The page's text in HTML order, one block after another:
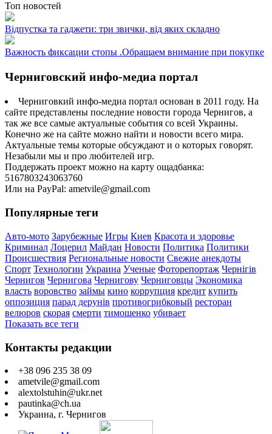
Топ новостей
Відпустка та гаджети: три звички, від яких складно
Важность фиксации стопы .Обращаем внимание при покупке
Черниговский инфо-медиа портал
Черниговкий инфо-медиа портал основан в 2011 году. На
сайте представлены последние новости города Чернигов, а
так же все самые актуальные события со всей Украины.
Конечно же на сайте можно найти и новости всего мира.
Актуальные темы которые обсуждают и о которых говорят.
Незабыли мы и про любителей игр.
Поддержать проект можно на карту ощадбанка:
5167803243063760
Или на PayPal: ametvile@gmail.com
Популярные теги
Авто-мото Зарубежные Игры Киев Красота и здоровье
Криминал Лоцерил Майдан Новости Политика Политики
Происшествия Региональные новости Свежие анекдоты
Спорт Технологии Украина Ученые Фоторепортаж Чернігів
Чернигов Чернигова Чернигову Черниговцы Экономика
власть воровство займы кино коррупция кредит купить
оппозиция парад дерунів противогрибковый ресторан
велюров скорая смерти тимошенко убивает
Показать все теги
Контакты редакции
+38 096 235 38 09
ametvile@gmail.com
alextolstuhin@ukr.net
pautinka@ch.ua
Украина, г. Чернигов